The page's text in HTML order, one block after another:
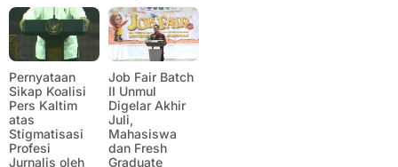
Pernyataan
Sikap Koalisi
Pers Kaltim
atas
Stigmatisasi
Profesi
Jurnalis oleh
Job Fair Batch
II Unmul
Digelar Akhir
Juli,
Mahasiswa
dan Fresh
Graduate